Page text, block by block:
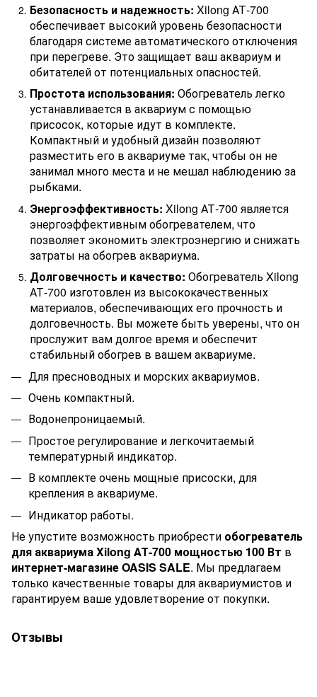
Безопасность и надежность: Xilong АТ-700
обеспечивает высокий уровень безопасности
благодаря системе автоматического отключения
при перегреве. Это защищает ваш аквариум и
обитателей от потенциальных опасностей.
Простота использования: Обогреватель легко
устанавливается в аквариум с помощью
присосок, которые идут в комплекте.
Компактный и удобный дизайн позволяют
разместить его в аквариуме так, чтобы он не
занимал много места и не мешал наблюдению за
рыбками.
Энергоэффективность: Xilong АТ-700 является
энергоэффективным обогревателем, что
позволяет экономить электроэнергию и снижать
затраты на обогрев аквариума.
Долговечность и качество: Обогреватель Xilong
АТ-700 изготовлен из высококачественных
материалов, обеспечивающих его прочность и
долговечность. Вы можете быть уверены, что он
прослужит вам долгое время и обеспечит
стабильный обогрев в вашем аквариуме.
Для пресноводных и морских аквариумов.
Очень компактный.
Водонепроницаемый.
Простое регулирование и легкочитаемый
температурный индикатор.
В комплекте очень мощные присоски, для
крепления в аквариуме.
Индикатор работы.
Не упустите возможность приобрести обогреватель
для аквариума Xilong АТ-700 мощностью 100 Вт в
интернет-магазине OASIS SALE. Мы предлагаем
только качественные товары для аквариумистов и
гарантируем ваше удовлетворение от покупки.
Отзывы